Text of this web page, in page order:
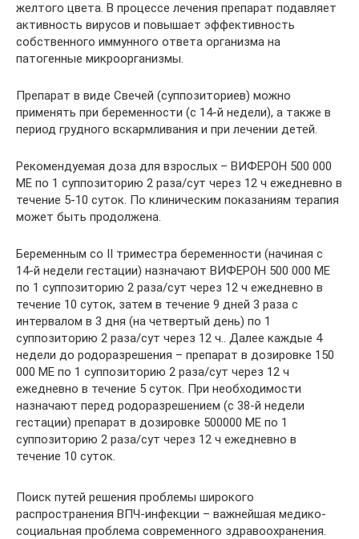
желтого цвета. В процессе лечения препарат подавляет
активность вирусов и повышает эффективность
собственного иммунного ответа организма на
патогенные микроорганизмы.
Препарат в виде Свечей (суппозиториев) можно
применять при беременности (с 14-й недели), а также в
период грудного вскармливания и при лечении детей.
Рекомендуемая доза для взрослых – ВИФЕРОН 500 000
ME по 1 суппозиторию 2 раза/сут через 12 ч ежедневно в
течение 5-10 суток. По клиническим показаниям терапия
может быть продолжена.
Беременным со II триместра беременности (начиная с
14-й недели гестации) назначают ВИФЕРОН 500 000 ME
по 1 суппозиторию 2 раза/сут через 12 ч ежедневно в
течение 10 суток, затем в течение 9 дней 3 раза с
интервалом в 3 дня (на четвертый день) по 1
суппозиторию 2 раза/сут через 12 ч.. Далее каждые 4
недели до родоразрешения – препарат в дозировке 150
000 ME по 1 суппозиторию 2 раза/сут через 12 ч
ежедневно в течение 5 суток. При необходимости
назначают перед родоразрешением (с 38-й недели
гестации) препарат в дозировке 500000 ME по 1
суппозиторию 2 раза/сут через 12 ч ежедневно в
течение 10 суток.
Поиск путей решения проблемы широкого
распространения ВПЧ-инфекции – важнейшая медико-
социальная проблема современного здравоохранения.